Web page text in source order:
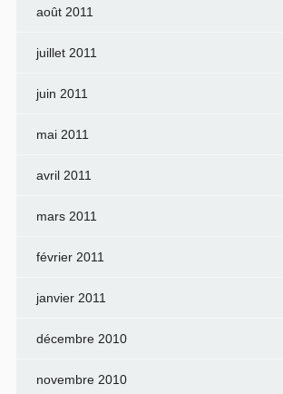
août 2011
juillet 2011
juin 2011
mai 2011
avril 2011
mars 2011
février 2011
janvier 2011
décembre 2010
novembre 2010